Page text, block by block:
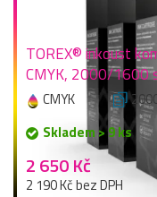
TOREX® inkoust
CMYK, 2000/1600
CMYK
Skladem > 9 ks
2 650 Kč
2 190 Kč bez DPH